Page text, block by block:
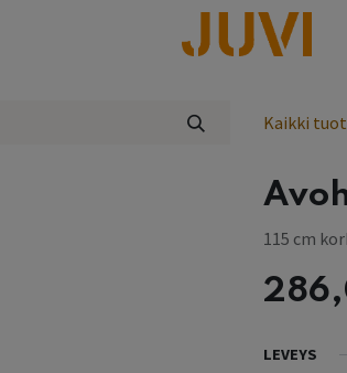
Kaikki
115 cm
LEVEYS